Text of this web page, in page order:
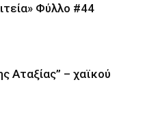
Φύλλο #44
Αταξίας” – χαϊκού